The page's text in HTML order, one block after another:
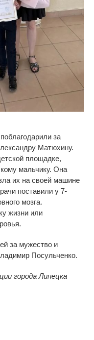
за
Матюхину.
площадке,
мальчику. Она
их на своей машине
поставили у 7-
мозга.
жизни или
за мужество и
Посульченко.
города Липецка